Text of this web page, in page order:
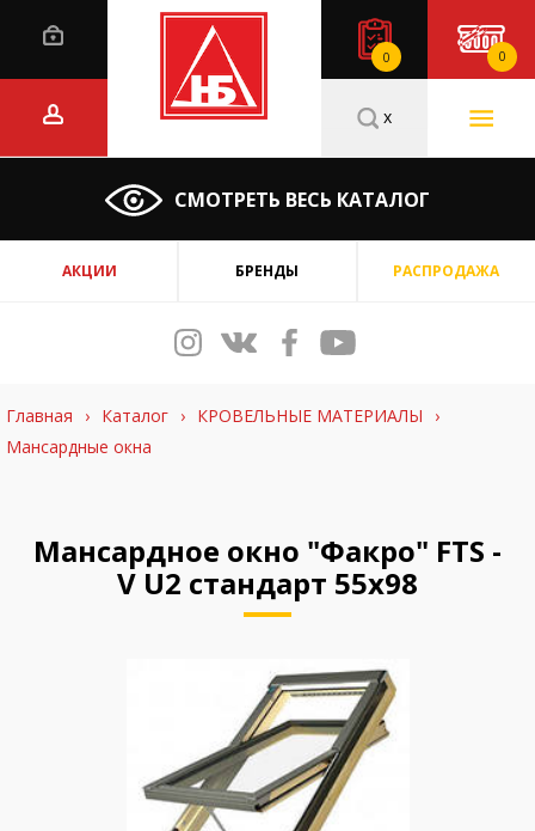
0 0
СМОТРЕТЬ ВЕСЬ КАТАЛОГ
x
АКЦИИ БРЕНДЫ РАСПРОДАЖА
Главная › Каталог › КРОВЕЛЬНЫЕ МАТЕРИАЛЫ
›
Мансардные окна
Мансардное окно "Факро" FTS -
V U2 стандарт 55х98